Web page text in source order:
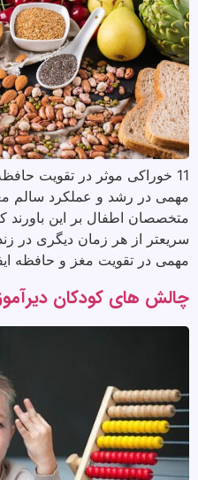
11 خوراکی موثر در تقویت
مهمی در رشد و عملکرد سالم
متخصصان اطفال بر این باورند
سریعتر از هر زمان دیگری در
مهمی در تقویت مغز و حافظه
چالش های کودکان